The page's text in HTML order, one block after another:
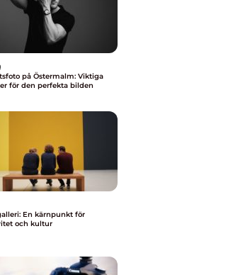
på Östermalm: Viktiga
för den perfekta bilden
En kärnpunkt för
och kultur